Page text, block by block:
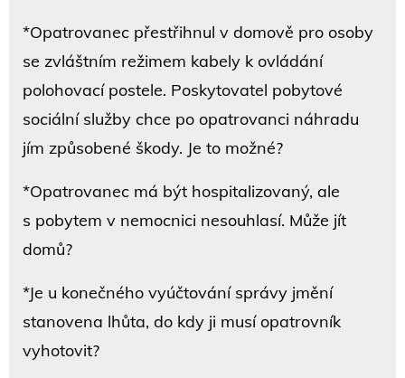
*Opatrovanec přestřihnul v domově pro osoby
se zvláštním režimem kabely k ovládání
polohovací postele. Poskytovatel pobytové
sociální služby chce po opatrovanci náhradu
jím způsobené škody. Je to možné?
*Opatrovanec má být hospitalizovaný, ale
s pobytem v nemocnici nesouhlasí. Může jít
domů?
*Je u konečného vyúčtování správy jmění
stanovena lhůta, do kdy ji musí opatrovník
vyhotovit?